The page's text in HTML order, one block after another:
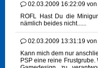
02.03.2009 16:22:09 von
ROFL Hast Du die
nämlich beides nicht......
02.03.2009 13:31:19 von
Kann mich dem nur
PSP eine reine